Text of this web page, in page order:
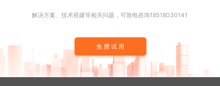
解决方案、技术搭建等相关问题，可致电咨询18518030141
免费试用